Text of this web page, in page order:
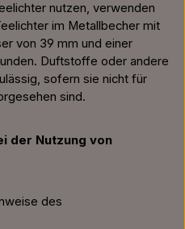
nutzen, verwenden
im Metallbecher mit
von 39 mm und einer
Duftstoffe oder andere
sofern sie nicht für
sind.
der Nutzung von
des